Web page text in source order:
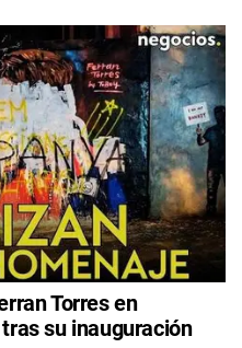
Torres en
su inauguración